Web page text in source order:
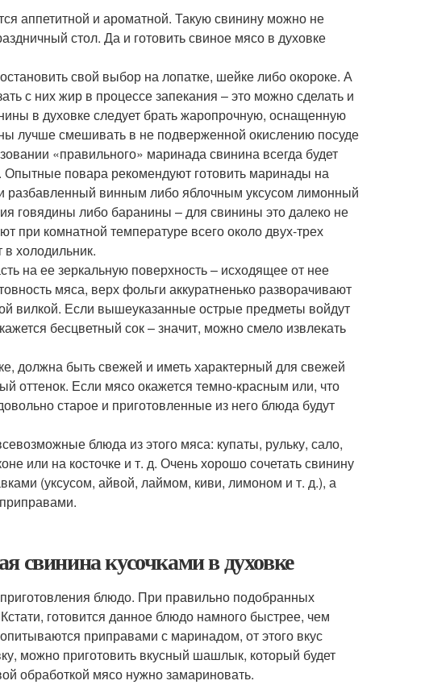
аппетитной и ароматной. Такую свинину можно не
стол. Да и готовить свиное мясо в духовке
свой выбор на лопатке, шейке либо окороке. А
с них жир в процессе запекания – это можно сделать и
в духовке следует брать жаропрочную, оснащенную
лучше смешивать в не подверженной окислению посуде
«правильного» маринада свинина всегда будет
Опытные повара рекомендуют готовить маринады на
разбавленный винным либо яблочным уксусом лимонный
говядины либо баранины – для свинины это далеко не
комнатной температуре всего около двух-трех
холодильник.
на ее зеркальную поверхность – исходящее от нее
мяса, верх фольги аккуратненько разворачивают
вилкой. Если вышеуказанные острые предметы войдут
бесцветный сок – значит, можно смело извлекать
должна быть свежей и иметь характерный для свежей
оттенок. Если мясо окажется темно-красным или, что
старое и приготовленные из него блюда будут
блюда из этого мяса: купаты, рульку, сало,
или на косточке и т. д. Очень хорошо сочетать свинину
(уксусом, айвой, лаймом, киви, лимоном и т. д.), а
свинина кусочками в духовке
блюдо. При правильно подобранных
готовится данное блюдо намного быстрее, чем
приправами с маринадом, от этого вкус
можно приготовить вкусный шашлык, который будет
обработкой мясо нужно замариновать.